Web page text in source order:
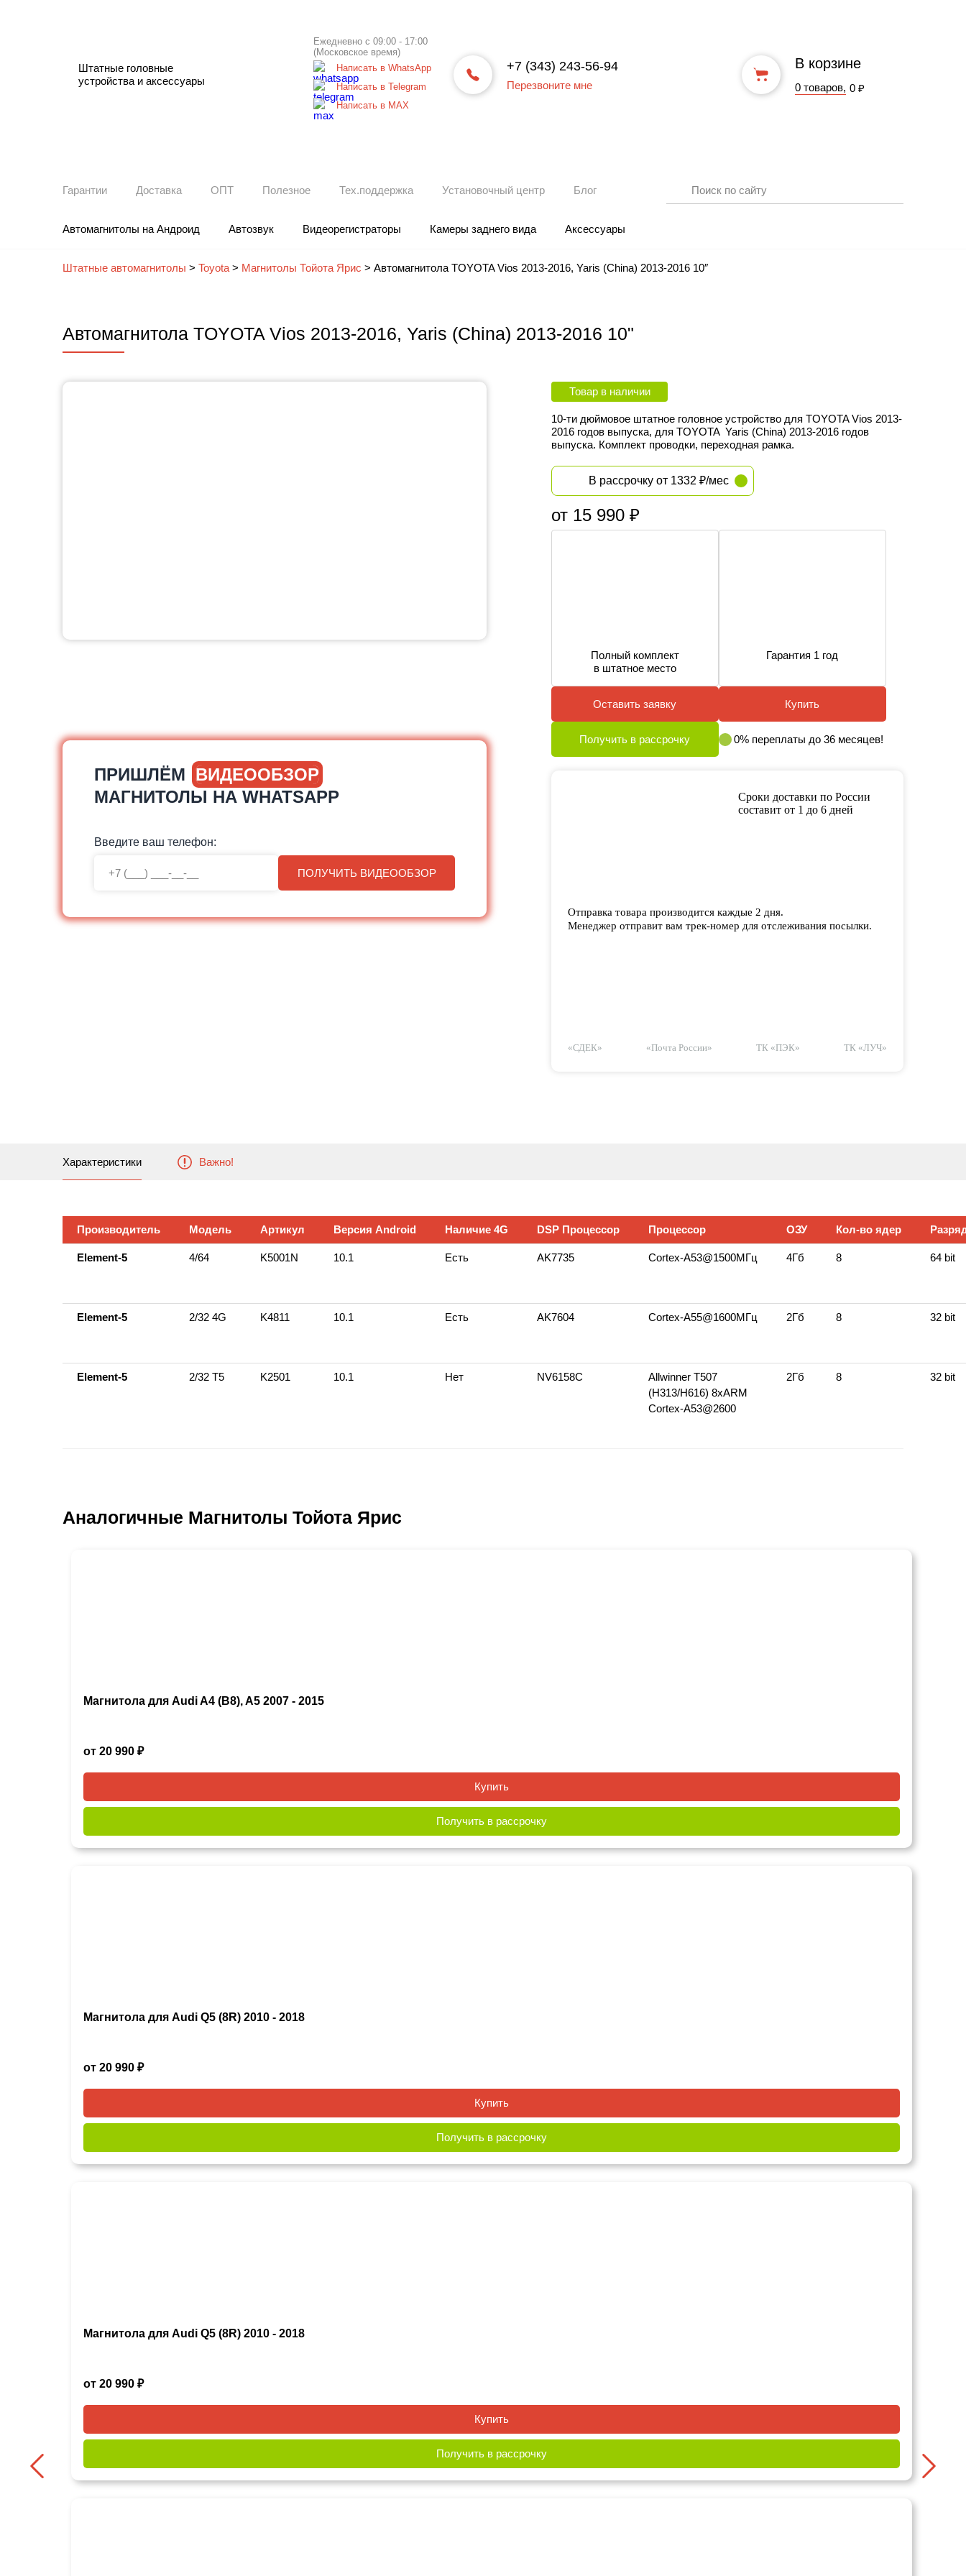
Штатные головные
устройства и аксессуары
Ежедневно с 09:00 - 17:00
(Московское время)
Написать в WhatsApp
Написать в Telegram
Написать в МАХ
+7 (343) 243-56-94
Перезвоните мне
В корзине
0 товаров, 0 ₽
Гарантии Доставка ОПТ Полезное Тех.поддержка Установочный центр Блог
Автомагнитолы на Андроид Автозвук Видеорегистраторы Камеры заднего вида Аксессуары
Штатные автомагнитолы > Toyota > Магнитолы Тойота Ярис > Автомагнитола TOYOTA Vios 2013-2016, Yaris (China) 2013-2016 10″
Автомагнитола TOYOTA Vios 2013-2016, Yaris (China) 2013-2016 10"
ПРИШЛЁМ ВИДЕООБЗОР
МАГНИТОЛЫ НА WHATSAPP
Введите ваш телефон:
ПОЛУЧИТЬ ВИДЕООБЗОР
Товар в наличии
10-ти дюймовое штатное головное устройство для TOYOTA Vios 2013-
2016 годов выпуска, для TOYOTA Yaris (China) 2013-2016 годов
выпуска. Комплект проводки, переходная рамка.
В рассрочку от 1332 ₽/мес
от 15 990 ₽
Полный комплект
в штатное место
Гарантия 1 год
Оставить заявку Купить
Получить в рассрочку 0% переплаты до 36 месяцев!
Сроки доставки по России
составит от 1 до 6 дней
Отправка товара производится каждые 2 дня.
Менеджер отправит вам трек-номер для отслеживания посылки.
«СДЕК» «Почта России» ТК «ПЭК» ТК «ЛУЧ»
Характеристики Важно!
Производитель Модель Артикул Версия Android Наличие 4G DSP Процессор Процессор ОЗУ Кол‑во ядер
Element-5 4/64 K5001N 10.1 Есть AK7735 Сortex‑A53@1500МГц 4Гб 8 64 bit
Element-5 2/32 4G K4811 10.1 Есть AK7604 Cortex‑A55@1600МГц 2Гб 8 32 bit
Element-5 2/32 Т5 K2501 10.1 Нет NV6158С
Allwinner T507
(H313/H616) 8xARM
Cortex‑A53@2600
2Гб 8 32 bit
Аналогичные Магнитолы Тойота Ярис
Магнитола для Audi A4 (B8), A5 2007 - 2015
от 20 990 ₽
Купить
Получить в рассрочку
Магнитола для Audi Q5 (8R) 2010 - 2018
от 20 990 ₽
Купить
Получить в рассрочку
Магнитола для Audi Q5 (8R) 2010 - 2018
от 20 990 ₽
Купить
Получить в рассрочку